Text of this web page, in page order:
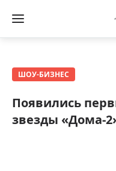
ШОУ-БИЗНЕС
Появились
звезды «Дома-